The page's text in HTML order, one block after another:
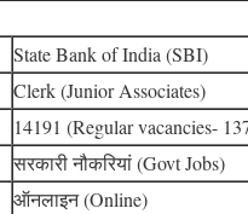
State Bank of India (SBI)
Clerk (Junior Associates)
14191 (Regular vacancies-
सरकारी नौकरियां (Govt Jobs)
ऑनलाइन (Online)